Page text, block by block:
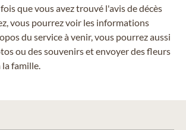
que vous avez trouvé l'avis de décès
vous pourrez voir les informations
du service à venir, vous pourrez aussi
ou des souvenirs et envoyer des fleurs
la famille.